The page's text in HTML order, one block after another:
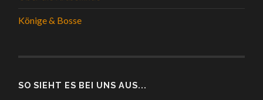
Könige & Bosse
SO SIEHT ES BEI UNS AUS...